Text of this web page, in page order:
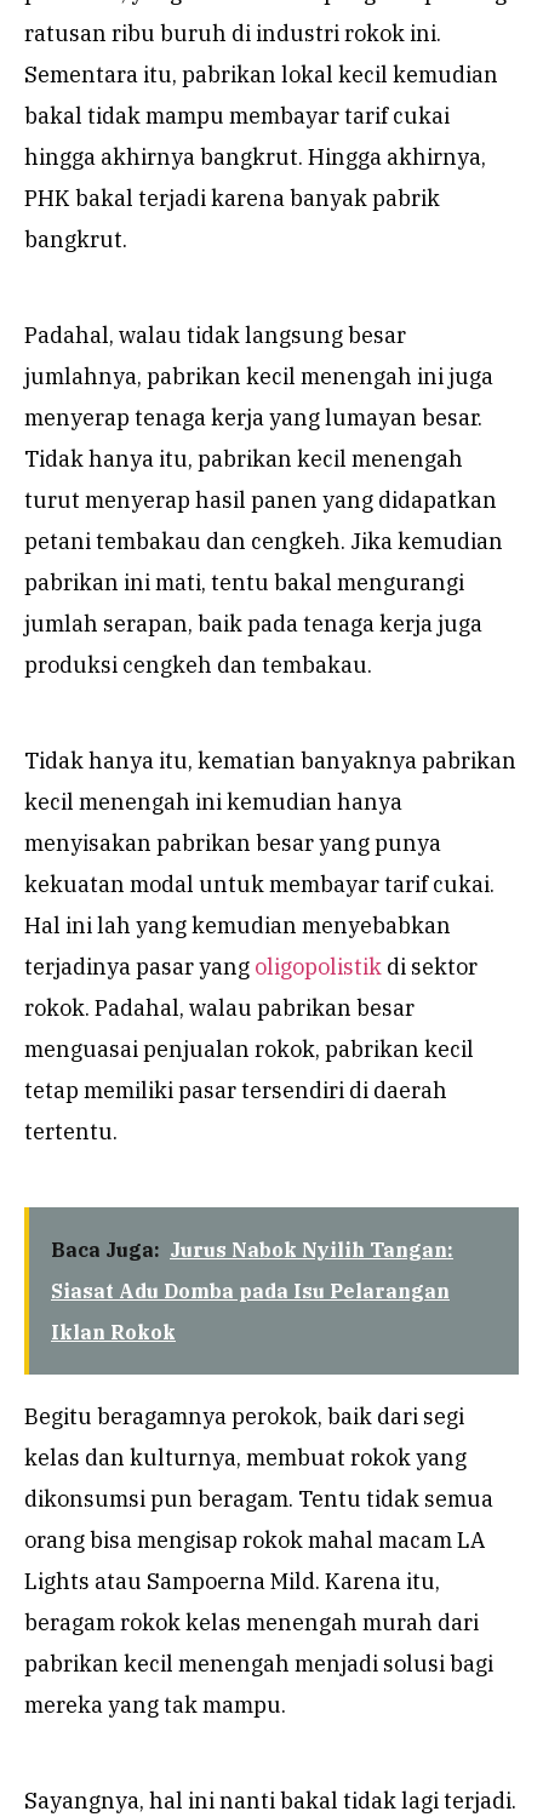
ratusan ribu buruh di industri rokok ini.
Sementara itu, pabrikan lokal kecil kemudian
bakal tidak mampu membayar tarif cukai
hingga akhirnya bangkrut. Hingga akhirnya,
PHK bakal terjadi karena banyak pabrik
bangkrut.
Padahal, walau tidak langsung besar
jumlahnya, pabrikan kecil menengah ini juga
menyerap tenaga kerja yang lumayan besar.
Tidak hanya itu, pabrikan kecil menengah
turut menyerap hasil panen yang didapatkan
petani tembakau dan cengkeh. Jika kemudian
pabrikan ini mati, tentu bakal mengurangi
jumlah serapan, baik pada tenaga kerja juga
produksi cengkeh dan tembakau.
Tidak hanya itu, kematian banyaknya pabrikan
kecil menengah ini kemudian hanya
menyisakan pabrikan besar yang punya
kekuatan modal untuk membayar tarif cukai.
Hal ini lah yang kemudian menyebabkan
terjadinya pasar yang oligopolistik di sektor
rokok. Padahal, walau pabrikan besar
menguasai penjualan rokok, pabrikan kecil
tetap memiliki pasar tersendiri di daerah
tertentu.
Baca Juga: Jurus Nabok Nyilih Tangan:
Siasat Adu Domba pada Isu Pelarangan
Iklan Rokok
Begitu beragamnya perokok, baik dari segi
kelas dan kulturnya, membuat rokok yang
dikonsumsi pun beragam. Tentu tidak semua
orang bisa mengisap rokok mahal macam LA
Lights atau Sampoerna Mild. Karena itu,
beragam rokok kelas menengah murah dari
pabrikan kecil menengah menjadi solusi bagi
mereka yang tak mampu.
Sayangnya, hal ini nanti bakal tidak lagi terjadi.